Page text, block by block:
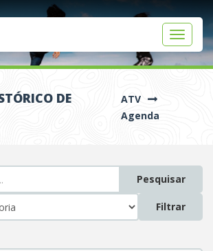
Toggle
DE
ATV
Agenda
Pesquisar
Filtrar